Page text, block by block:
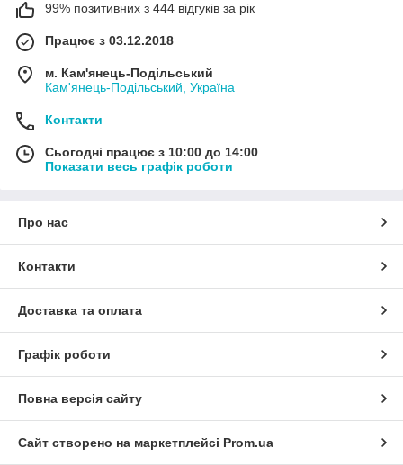
99% позитивних з 444 відгуків за рік
Працює з 03.12.2018
м. Кам'янець-Подільський
Кам'янець-Подільський, Україна
Контакти
Сьогодні працює з 10:00 до 14:00
Показати весь графік роботи
Про нас
Контакти
Доставка та оплата
Графік роботи
Повна версія сайту
Сайт створено на маркетплейсі Prom.ua